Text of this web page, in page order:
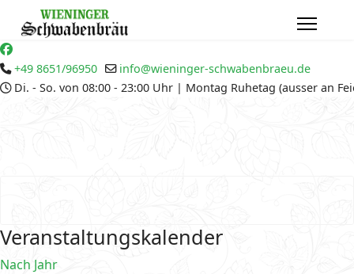
+49 8651/96950
info@wieninger-schwabenbraeu.de
Di. - So. von 08:00 - 23:00 Uhr | Montag Ruhetag (ausser an
Veranstaltungskalender
Nach Jahr